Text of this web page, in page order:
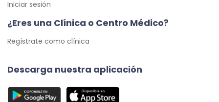
Iniciar sesión
¿Eres una Clínica o Centro Médico?
Regístrate como clínica
Descarga nuestra aplicación